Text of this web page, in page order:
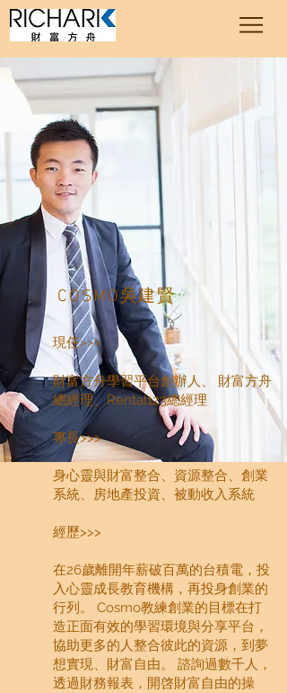
​COSMO吳建賢
現任>>>
財富方舟學習平台創辦人、 財富方舟
總經理、Rental123總經理
專長>>>
身心靈與財富整合、資源整合、創業
系統、房地產投資、被動收入系統
經歷>>>
在26歲離開年薪破百萬的台積電，投
入心靈成長教育機構，再投身創業的
行列。 Cosmo教練創業的目標在打
造正面有效的學習環境與分享平台，
協助更多的人整合彼此的資源，到夢
想實現、財富自由。 諮詢過數千人，
透過財務報表，開啓財富自由的操